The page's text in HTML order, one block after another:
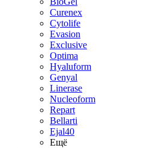
Curenex
Cytolife
Evasion
Exclusive
Optima
Hyaluform
Genyal
Linerase
Nucleoform
Repart
Bellarti
Ejal40
Ещё